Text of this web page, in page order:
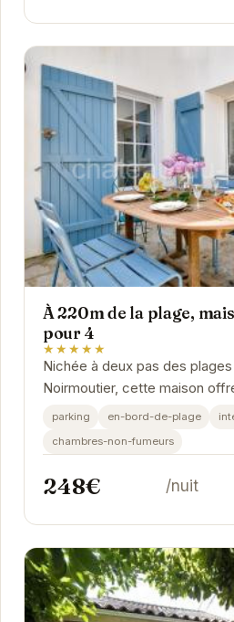
À 220m de la plage,
pour 4
★★★★★
Nichée à deux pas des
Noirmoutier, cette maison
pour des vacances
parking en-bord-de-plage
chambres-non-fumeurs
248€ /nuit